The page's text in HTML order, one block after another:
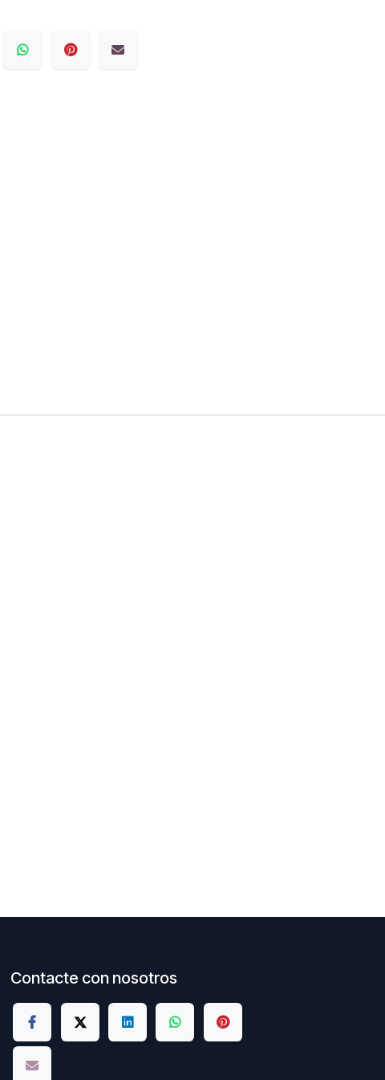
Contacte con nosotros